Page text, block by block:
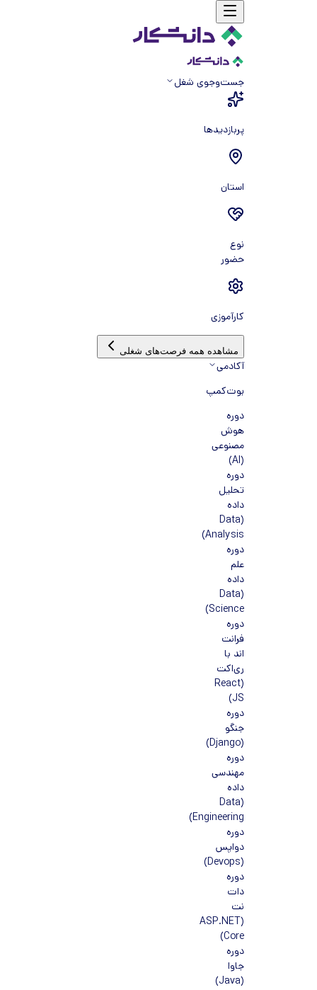
جست‌و‌جوی شغل
پربازدیدها
استان
نوع
حضور
کارآموزی
مشاهده همه فرصت‌های شغلی
آکادمی
بوت‌کمپ
دوره
هوش
مصنوعی
(AI)
دوره
تحلیل
داده
(Data
Analysis)
دوره
علم
داده
(Data
Science)
دوره
فرانت
اند با
ری‌اکت
(React
JS)
دوره
جنگو
(Django)
دوره
مهندسی
داده
(Data
Engineering)
دوره
دواپس
(Devops)
دوره
دات
نت
(ASP.NET
Core)
دوره
جاوا
(Java)